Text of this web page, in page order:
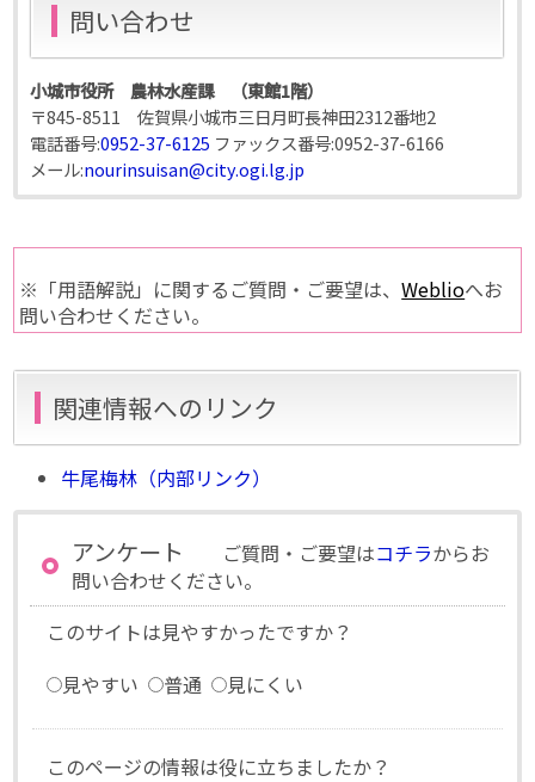
問い合わせ
小城市役所 農林水産課 （東館1階）
〒845-8511 佐賀県小城市三日月町長神田2312番地2
電話番号:0952-37-6125 ファックス番号:0952-37-6166
メール:nourinsuisan@city.ogi.lg.jp
※「用語解説」に関するご質問・ご要望は、Weblioへお
問い合わせください。
関連情報へのリンク
牛尾梅林（内部リンク）
アンケート ご質問・ご要望はコチラからお
問い合わせください。
このサイトは見やすかったですか？
見やすい
普通 見にくい
このページの情報は役に立ちましたか？